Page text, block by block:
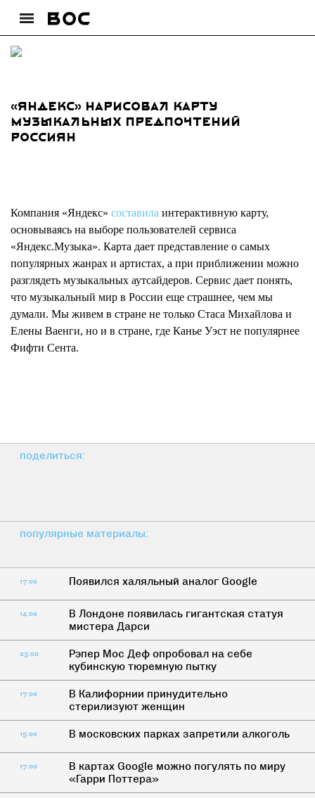
«Яндекс» нарисовал карту
музыкальных предпочтений
россиян
Компания «Яндекс» составила интерактивную карту,
основываясь на выборе пользователей сервиса
«Яндекс.Музыка». Карта дает представление о самых
популярных жанрах и артистах, а при приближении можно
разглядеть музыкальных аутсайдеров. Сервис дает понять,
что музыкальный мир в России еще страшнее, чем мы
думали. Мы живем в стране не только Стаса Михайлова и
Елены Ваенги, но и в стране, где Канье Уэст не популярнее
Фифти Сента.
поделиться:
популярные материалы:
17:00 Появился халяльный аналог Google
14:00
В Лондоне появилась гигантская статуя
мистера Дарси
23:00
Рэпер Мос Деф опробовал на себе
кубинскую тюремную пытку
17:00
В Калифорнии принудительно
стерилизуют женщин
15:00 В московских парках запретили алкоголь
17:00
В картах Google можно погулять по миру
«Гарри Поттера»